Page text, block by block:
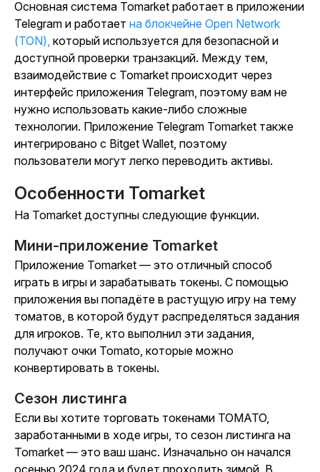
Основная система Tomarket работает в приложении
Telegram и работает на блокчейне Open Network
(TON), который используется для безопасной и
доступной проверки транзакций. Между тем,
взаимодействие с Tomarket происходит через
интерфейс приложения Telegram, поэтому вам не
нужно использовать какие-либо сложные
технологии. Приложение Telegram Tomarket также
интегрировано с Bitget Wallet, поэтому
пользователи могут легко переводить активы.
Особенности Tomarket
На Tomarket доступны следующие функции.
Мини-приложение Tomarket
Приложение Tomarket — это отличный способ
играть в игры и зарабатывать токены. С помощью
приложения вы попадёте в растущую игру на тему
томатов, в которой будут распределяться задания
для игроков. Те, кто выполнил эти задания,
получают очки Tomato, которые можно
конвертировать в токены.
Сезон листинга
Если вы хотите торговать токенами TOMATO,
заработанными в ходе игры, то сезон листинга на
Tomarket — это ваш шанс. Изначально он начался